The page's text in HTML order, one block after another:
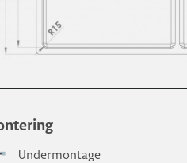
Undermontage